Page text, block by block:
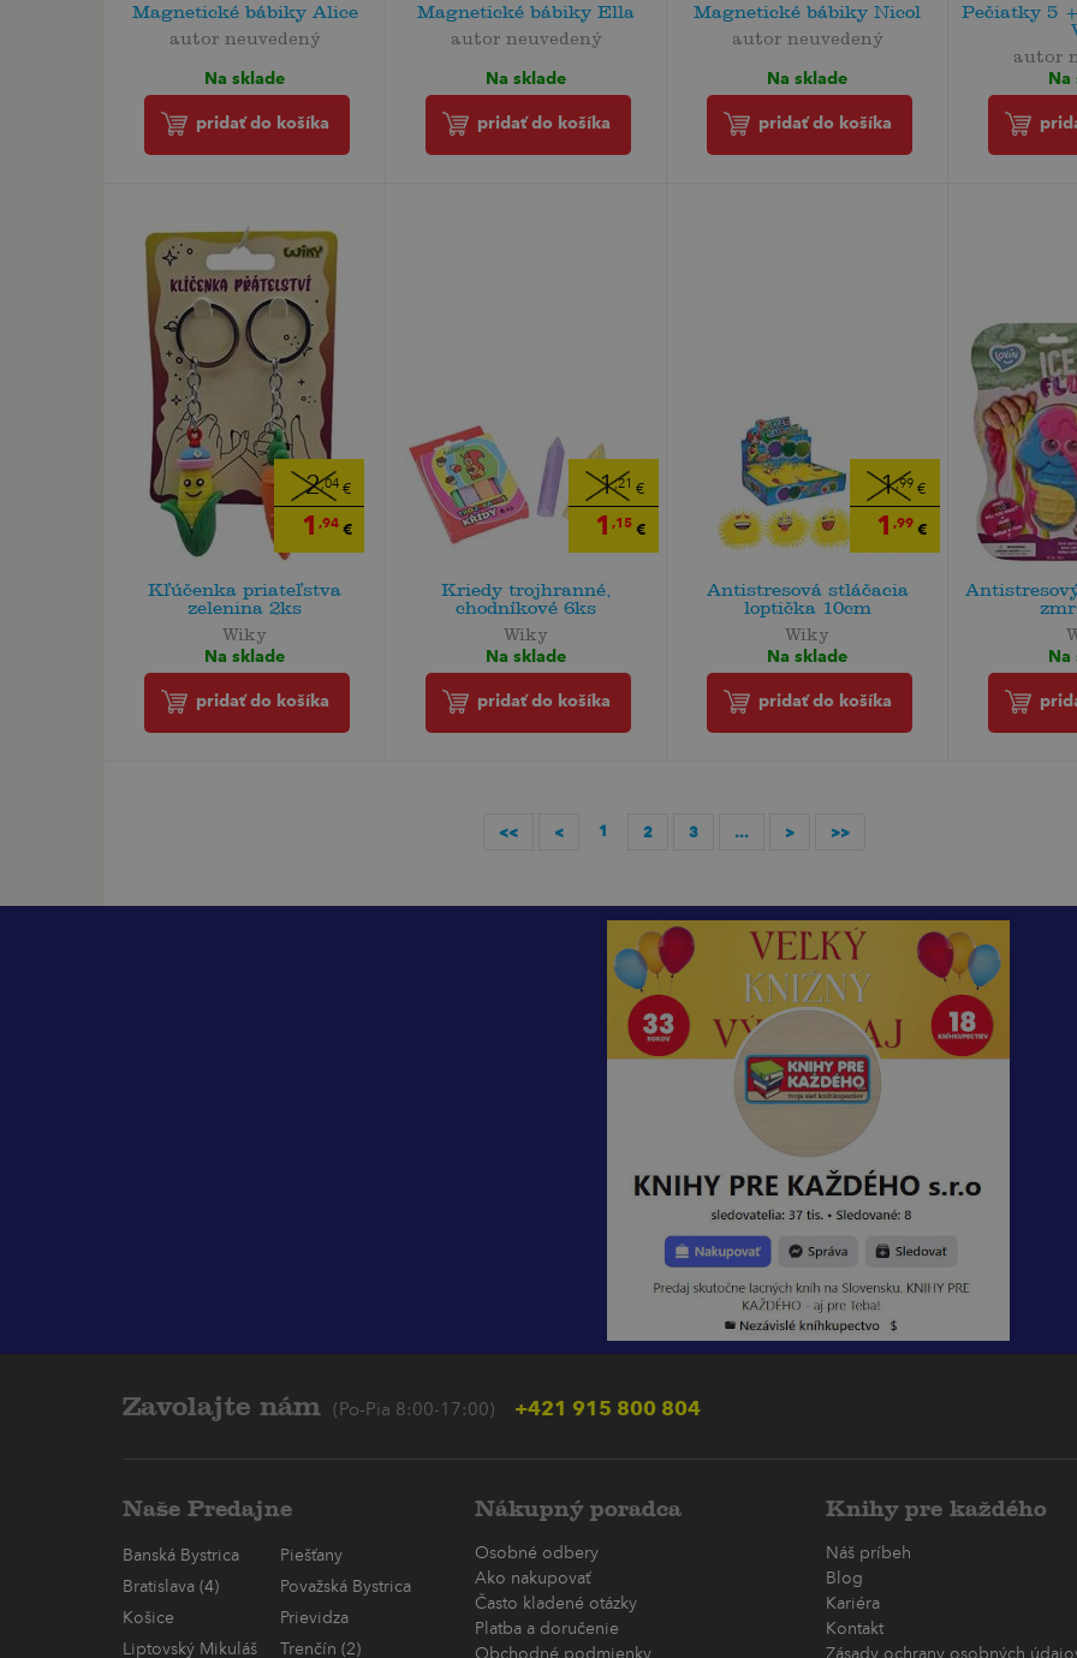
Magnetické bábiky Alice
autor neuvedený
Na sklade
pridať do košíka
Magnetické bábiky Ella
autor neuvedený
Na sklade
pridať do košíka
Magnetické bábiky Nicol
autor neuvedený
Na sklade
pridať do košíka
Pečiatky 5
autor
Na
2,04€
1 ,94€
Kľúčenka priateľstva
zelenina 2ks
Wiky
Na sklade
pridať do košíka
1,21 €
1 ,15 €
Kriedy trojhranné,
chodníkové 6ks
Wiky
Na sklade
pridať do košíka
1,99 €
1 ,99 €
Antistresová stláčacia
loptička 10cm
Wiky
Na sklade
pridať do košíka
Na
<< < 1 2 3 ... > >>
Zavolajte nám (Po-Pia 8:00-17:00) +421 915 800 804
Naše Predajne
Banská Bystrica
Piešťany
Bratislava (4)
Považská Bystrica
Košice
Prievidza
Liptovský Mikuláš
Trenčín (2)
Nákupný poradca
Osobné odbery
Ako nakupovať
Často kladené otázky
Platba a doručenie
Obchodné podmienky
Knihy pre každého
Náš príbeh
Blog
Kariéra
Kontakt
Zásady ochrany osobných